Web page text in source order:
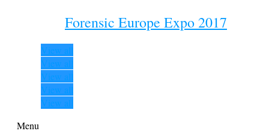
Forensic Europe Expo 2017
View all
View all
View all
View all
View all
Menu